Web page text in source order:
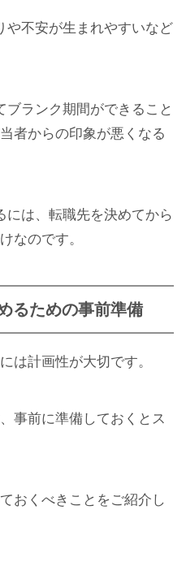
や不安が生まれやすいなど
ランク期間ができること
者からの印象が悪くなる
には、転職先を決めてから
なのです。
るための事前準備
は計画性が大切です。
事前に準備しておくとス
おくべきことをご紹介し